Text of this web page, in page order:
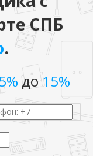
СПБ
.
до15%